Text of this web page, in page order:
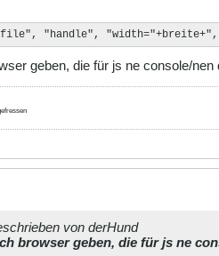
"handle",
geben, die für js ne console/
von derHund
browser geben, die für js ne